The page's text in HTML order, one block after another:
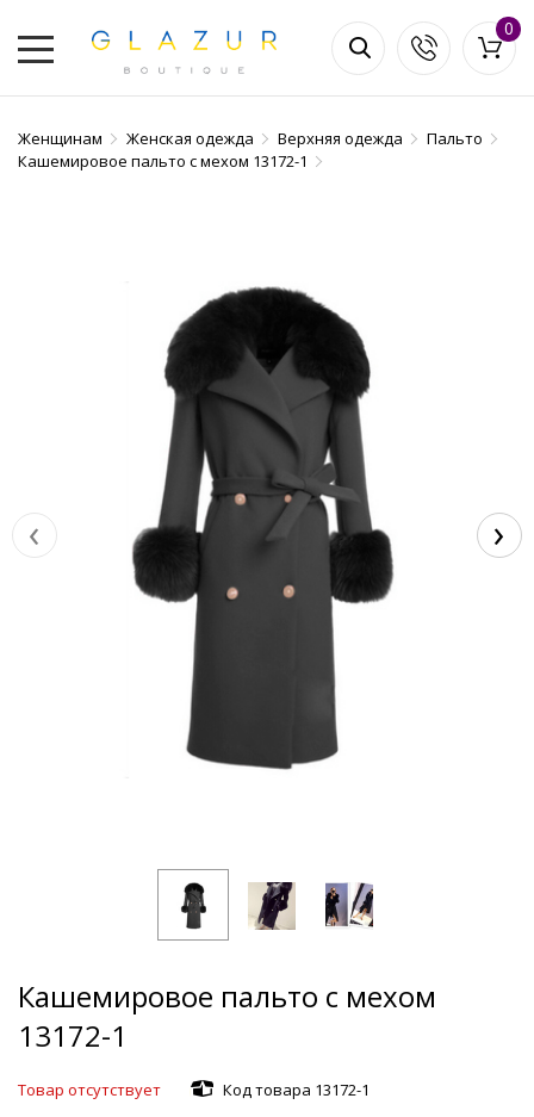
0
Женщинам Женская одежда Верхняя одежда
Пальто
Кашемировое пальто с мехом 13172-1
‹ ›
Кашемировое пальто с мехом
13172-1
Товар отсутствует Код товара 13172-1